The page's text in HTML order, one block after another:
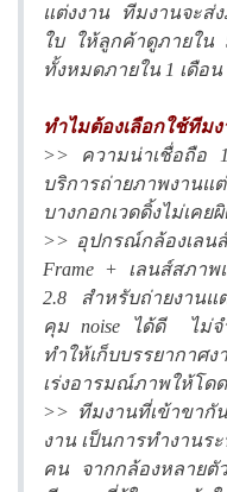
แต่งงาน ทีมงานจะส่
ใบ ให้ลูกค้าดูภายใน
ทั้งหมดภายใน 1 เดือน
ทำไมต้องเลือกใช้ทีมง
>> ความน่าเชื่อถือ
บริการถ่ายภาพงานแ
บางกอกเวดดิ้งไม่เคย
>> อุปกรณ์กล้องเลน
Frame + เลนส์สภาพ
2.8 สำหรับถ่ายงานแ
คุม noise ได้ดี ไม่จ
ทำให้เก็บบรรยากาศ
เร่งอารมณ์ภาพให้โด
>> ทีมงานที่เข้าขา
งาน เป็นการทำงาน
คน จากกล้องหลายตั